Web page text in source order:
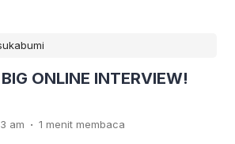
ONLINE INTERVIEW!
am . 1 menit membaca